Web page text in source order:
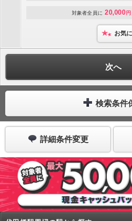
対象者全員に 20,000 円
お気
次へ
検索条件
詳細条件変更